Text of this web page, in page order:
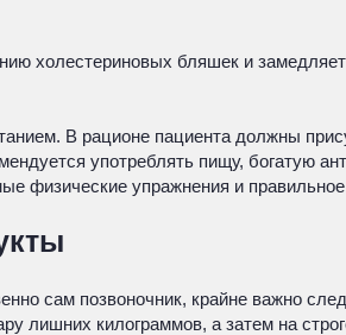
холестериновых бляшек и
В рационе пациента должны
употреблять пищу, богатую
физические упражнения и
сам позвоночник, крайне важно
лишних килограммов, а затем на